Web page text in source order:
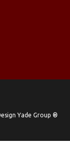
Yade Group ®